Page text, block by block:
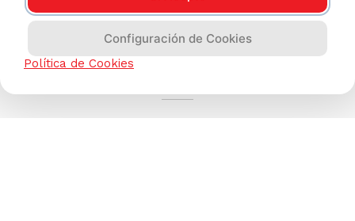
Configuración de Cookies
Política de Cookies